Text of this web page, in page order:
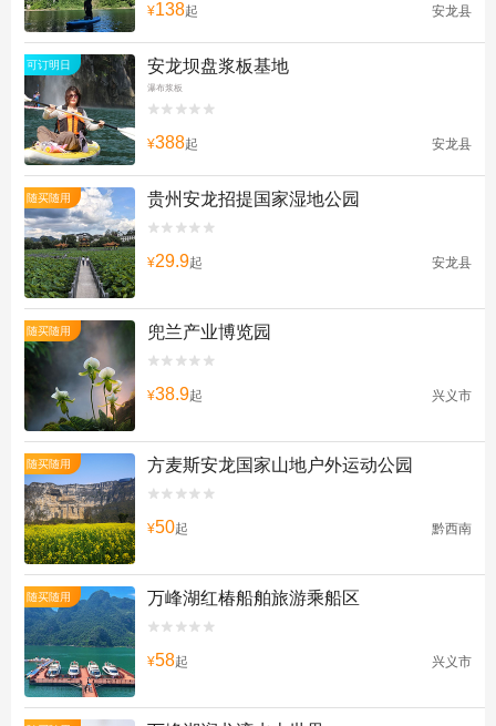
¥138起 安龙县
可订明日 安龙坝盘浆板基地
瀑布浆板


¥388起 安龙县
随买随用 贵州安龙招提国家湿地公园


¥29.9起 安龙县
随买随用 兜兰产业博览园


¥38.9起 兴义市
随买随用 方麦斯安龙国家山地户外运动公园


¥50起 黔西南
随买随用 万峰湖红椿船舶旅游乘船区


¥58起 兴义市